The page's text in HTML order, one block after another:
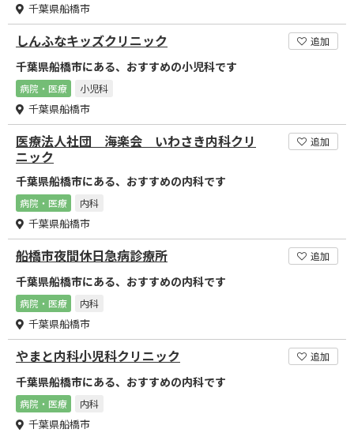
千葉県船橋市
しんふなキッズクリニック 追加
千葉県船橋市にある、おすすめの小児科です
病院・医療 小児科
千葉県船橋市
医療法人社団 海楽会 いわさき内科クリ
ニック
追加
千葉県船橋市にある、おすすめの内科です
病院・医療 内科
千葉県船橋市
船橋市夜間休日急病診療所 追加
千葉県船橋市にある、おすすめの内科です
病院・医療 内科
千葉県船橋市
やまと内科小児科クリニック 追加
千葉県船橋市にある、おすすめの内科です
病院・医療 内科
千葉県船橋市